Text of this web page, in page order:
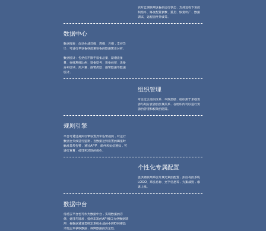
实时监测联网设备的运行状态，支持远程下发控
制指令、修改配置参数、重启、恢复出厂、数据
调试、远程固件升级等。
数据中心
数据报表：自动生成日报、周报、月报，支持导
出，可进行单设备或批量设备的数据聚合分析。
数据统计：包括但不限于设备总量、新增设备
量、在线离线比例、设备型号、设备标签、设备
分布区域、用户量、报警类型、报警数据等数据
统计。
组织管理
可自定义组织体系，不限层级，组织用于承载资
源与划分资源的所属关系，在组织内可以进行资
源的管理和权限的阻隔。
规则引擎
平台可通过规则引擎设置异常告警规则，对运行
数据全天候进行监测，当数据达到设置的阈值时
触发异常告警，通过APP、邮件和短信通知，可
进行查看、处理和清除的操作。
个性化专属配置
提供物联网系统专属元素的配置，如自有的系统
LOGO、系统名称、文字信息等，方案成熟，极
速上线。
数据中台
传感云平台也可作为数据中台，实现数据的存
储、处理与转发，提供丰富的API接口方便数据调
用，各数据通道需绑定系统生成的令牌ID和密匙
才能正常获取数据，保障数据的安全性。